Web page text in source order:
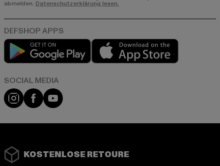
abmelden. Datenschutzerklärung lesen.
Play market
Instagram
FacebookYouTube
KOSTENLOSE RETOURE